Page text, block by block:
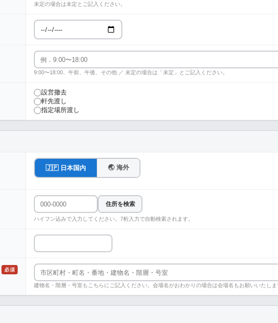
未定の場合は未定とご記入ください。
9:00〜18:00、午前、午後、その他 ／ 未定の場合は「未定」とご記入ください。
設営撤去
軒先渡し
指定場所渡し
🇯🇵 日本国内 🌏 海外
住所を検索
ハイフン込みで入力してください。7桁入力で自動検索されます。
必須
建物名・階層・号室もこちらにご記入ください。会場名がおわかりの場合は会場名もお願いいたしま